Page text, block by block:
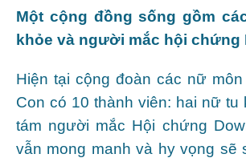
Một cộng đồng sống gồm
khỏe và người mắc hội chứng
Hiện tại cộng đoàn các nữ
Con có 10 thành viên: hai nữ tu
tám người mắc Hội chứng
vẫn mong manh và hy vọng sẽ